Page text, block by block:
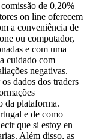
de 0,20%
on line oferecem
a conveniência de
ou computador,
e com uma
cuidado com
negativas.
dados dos traders
da plataforma.
e de como
que si estoy en
Além disso, as